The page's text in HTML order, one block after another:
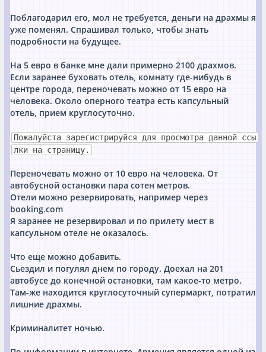
Поблагодарил его, мол не требуется, деньги на драхмы я
уже поменял. Спрашивал только, чтобы знать
подробности на будущее.
На 5 евро в банке мне дали примерно 2100 драхмов.
Если заранее буховать отель, комнату где-нибудь в
центре города, переночевать можно от 15 евро на
человека. Около оперного театра есть капсульный
отель, прием круглосуточно.
Пожалуйста зарегистрируйся для просмотра данной ссы
лки на страницу.
Переночевать можно от 10 евро на человека. От
автобусной остановки пара сотен метров.
Отели можно резервировать, например через
booking.com
Я заранее не резервировал и по прилету мест в
капсульном отеле не оказалось.
Что еще можно добавить.
Сьездил и погулял днем по городу. Доехал на 201
автобусе до конечной остановки, там какое-то метро.
Там-же находится круглосуточный супермаркт, потратил
лишние драхмы.
Криминалитет ночью.